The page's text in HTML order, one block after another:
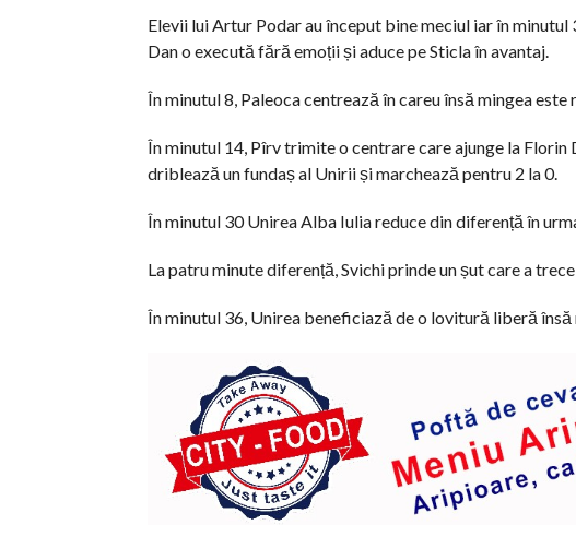
Elevii lui Artur Podar au început bine meciul iar în
Dan o execută fără emoții și aduce pe Sticla în avantaj.
În minutul 8, Paleoca centrează în careu însă mingea
În minutul 14, Pîrv trimite o centrare care ajunge la
driblează un fundaș al Unirii și marchează pentru 2 la 0.
În minutul 30 Unirea Alba Iulia reduce din diferență în
La patru minute diferență, Svichi prinde un șut care a
În minutul 36, Unirea beneficiază de o lovitură liberă însă